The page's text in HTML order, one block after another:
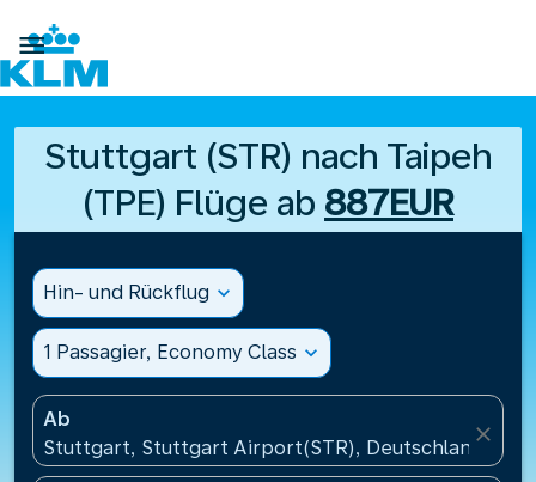

Stuttgart (STR) nach Taipeh
(TPE) Flüge ab 887EUR
Hin- und Rückflug expand_more
1 Passagier, Economy Class expand_more
Ab
Stuttgart, Stuttgart Airport(STR), Deutschland
close